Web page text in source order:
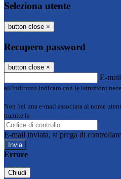
Seleziona utente
button close ×
Recupero password
button close ×
E-mail
all'indirizzo indicato con le istruzioni
Non hai una e-mail associata al nome
tramite la
E-mail inviata, si prega di
Errore
Chiudi